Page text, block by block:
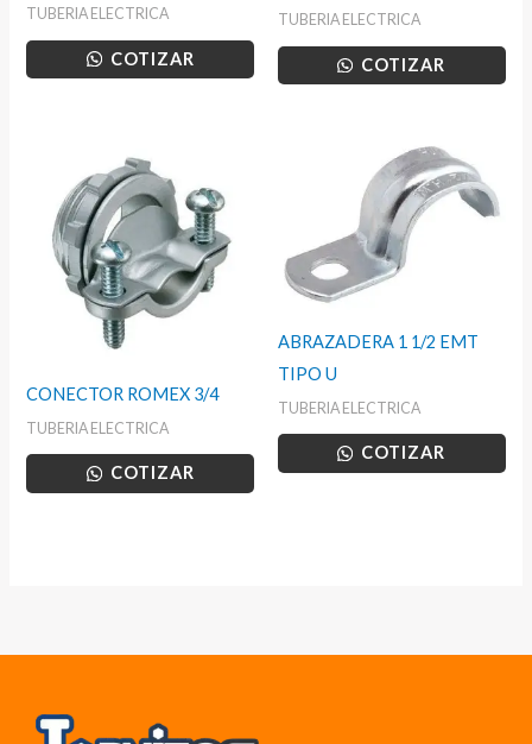
TUBERIA ELECTRICA
COTIZAR
TUBERIA ELECTRICA
COTIZAR
CONECTOR ROMEX 3/4
TUBERIA ELECTRICA
COTIZAR
ABRAZADERA 1 1/2 EMT
TIPO U
TUBERIA ELECTRICA
COTIZAR